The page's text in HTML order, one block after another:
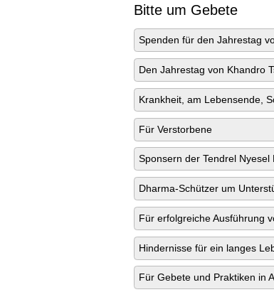
Bitte um Gebete
Spenden für den Jahrestag
Den Jahrestag von Khandro
Krankheit, am Lebensende,
Für Verstorbene
Sponsern der Tendrel
Dharma-Schützer um
Für erfolgreiche Ausführung
Hindernisse für ein langes
Für Gebete und Praktiken in